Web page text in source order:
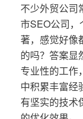
不少外贸公司
市SEO公司，
著，感觉好像
的吗？答案显
专业性的工作
中积累丰富经
有坚实的技术